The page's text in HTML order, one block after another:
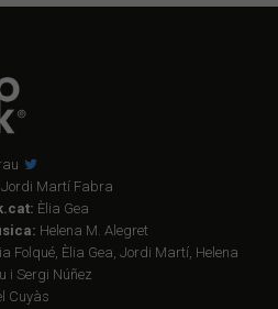
Jordi Martí Fabra
Èlia Gea
Helena M. Alegret
Folqué, Èlia Gea, Jordi Martí, Helena
i Sergi Núñez
Cuyàs